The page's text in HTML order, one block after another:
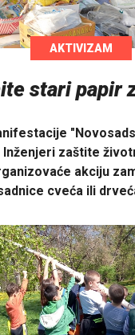
AKTIVIZAM
stari papir
Inženjeri zaštite
akciju
cveća ili